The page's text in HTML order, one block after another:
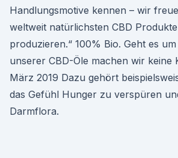
Handlungsmotive kennen – wir
weltweit natürlichsten CBD
produzieren.“ 100% Bio. Geht es
unserer CBD-Öle machen wir keine
März 2019 Dazu gehört
das Gefühl Hunger zu verspüren
Darmflora.